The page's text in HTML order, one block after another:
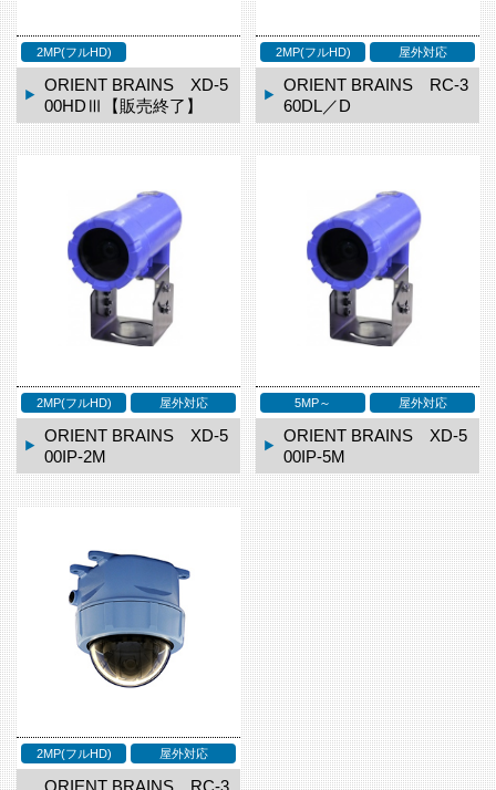
2MP(フルHD)
ORIENT BRAINS XD-5
00HDⅢ【販売終了】
2MP(フルHD) 屋外対応
ORIENT BRAINS RC-3
60DL／D
2MP(フルHD) 屋外対応
ORIENT BRAINS XD-5
00IP-2M
5MP～ 屋外対応
ORIENT BRAINS XD-5
00IP-5M
2MP(フルHD) 屋外対応
ORIENT BRAINS RC-3